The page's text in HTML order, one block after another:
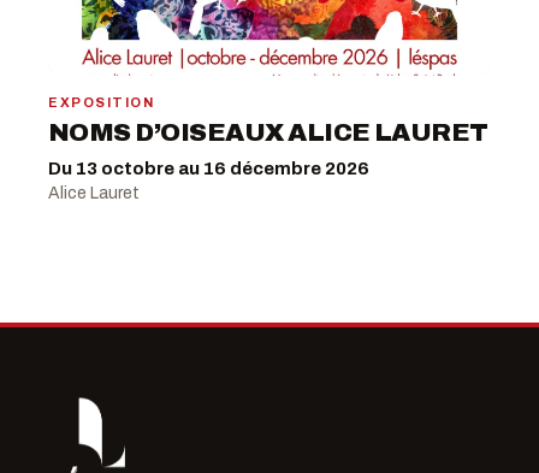
EXPOSITION
NOMS D’OISEAUX ALICE LAURET
Du 13 octobre au 16 décembre 2026
Alice Lauret